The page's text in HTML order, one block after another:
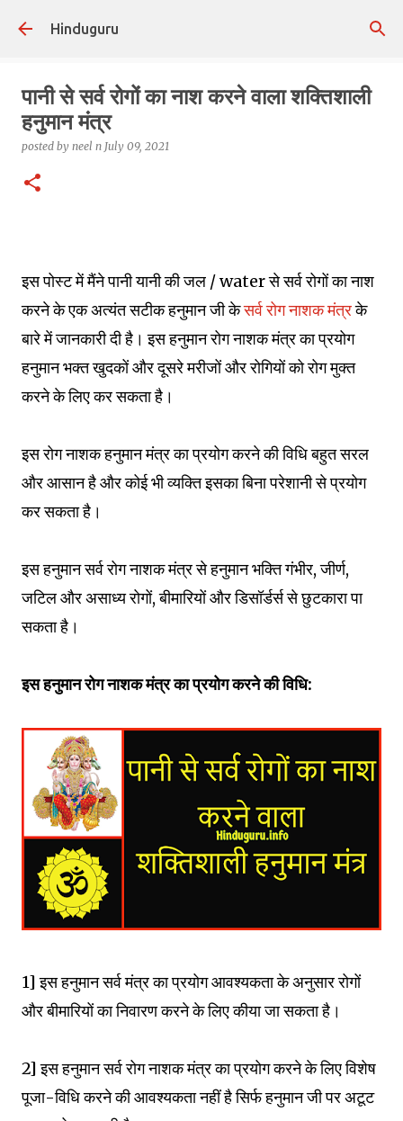
Hinduguru
पानी से सर्व रोगों का नाश करने वाला शक्तिशाली
हनुमान मंत्र
posted by neel n July 09, 2021
इस पोस्ट में मैंने पानी यानी की जल / water से सर्व रोगों का नाश
करने के एक अत्यंत सटीक हनुमान जी केसर्व रोग नाशक मंत्रके
बारे में जानकारी दी है। इस हनुमान रोग नाशक मंत्र का प्रयोग
हनुमान भक्त खुदकों और दूसरे मरीजों और रोगियों को रोग मुक्त
करने के लिए कर सकता है।
इस रोग नाशक हनुमान मंत्र का प्रयोग करने की विधि बहुत सरल
और आसान है और कोई भी व्यक्ति इसका बिना परेशानी से प्रयोग
कर सकता है।
इस हनुमान सर्व रोग नाशक मंत्र से हनुमान भक्ति गंभीर, जीर्ण,
जटिल और असाध्य रोगों, बीमारियों और डिसॉर्डर्स से छुटकारा पा
सकता है।
इस हनुमान रोग नाशक मंत्र का प्रयोग करने की विधि:
1] इस हनुमान सर्व मंत्र का प्रयोग आवश्यकता के अनुसार रोगों
और बीमारियों का निवारण करने के लिए कीया जा सकता है।
2] इस हनुमान सर्व रोग नाशक मंत्र का प्रयोग करने के लिए विशेष
पूजा-विधि करने की आवश्यकता नहीं है सिर्फ हनुमान जी पर अटूट